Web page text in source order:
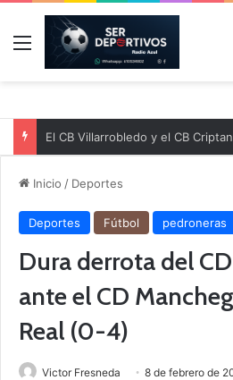
Menú
Inicio / Deportes
Deportes Fútbol pedroneras
Dura derrota del
ante el CD
Real (0-4)
Victor Fresneda 8 de febrero de